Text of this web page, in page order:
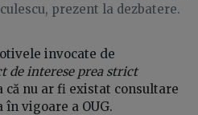
prezent la dezbatere.
invocate de
de interese prea strict
că nu ar fi existat consultare
vigoare a OUG.